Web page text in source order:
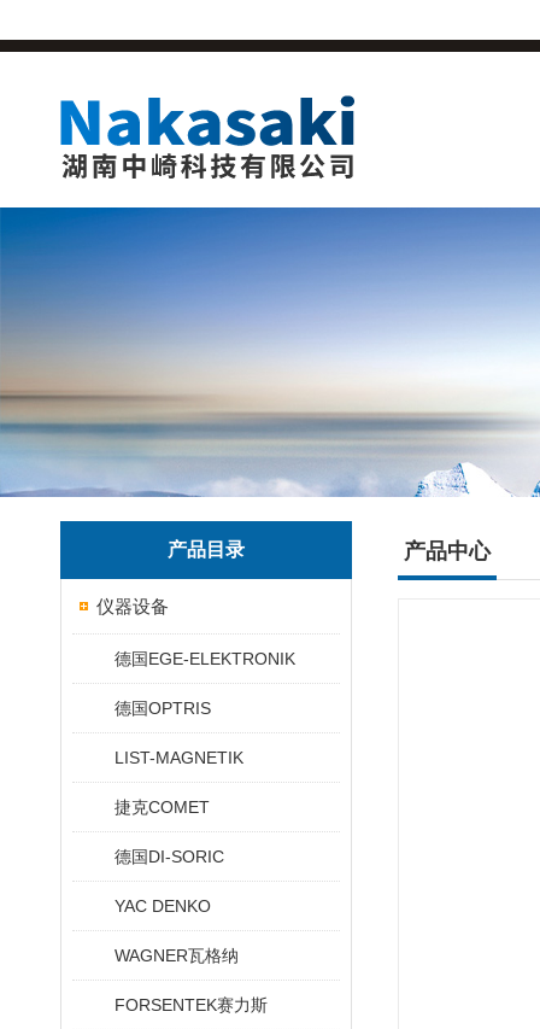
产品目录
仪器设备
德国EGE-ELEKTRONIK
德国OPTRIS
LIST-MAGNETIK
捷克COMET
德国DI-SORIC
YAC DENKO
WAGNER瓦格纳
FORSENTEK赛力斯
产品中心